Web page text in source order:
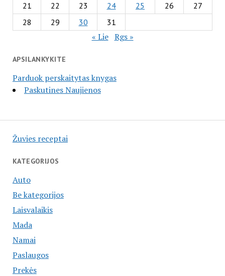
21
22 23 24 25 26
27
28
29 30 31
« Lie Rgs »
APSILANKYKITE
Parduok perskaitytas knygas
Paskutines Naujienos
Žuvies receptai
KATEGORIJOS
Auto
Be kategorijos
Laisvalaikis
Mada
Namai
Paslaugos
Prekės